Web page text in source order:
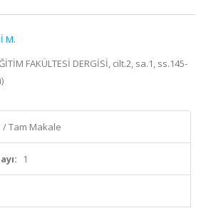
M.
FAKÜLTESİ DERGİSİ, cilt.2, sa.1, ss.145-
/ Tam Makale
1